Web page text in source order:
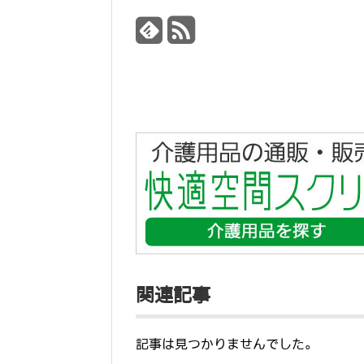
関連記事
記事は見つかりませんでした。